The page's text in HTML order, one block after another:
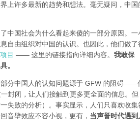
上许多最新的趋势和想法。毫无疑问，中国
中国社会为什么看起来傻的一部分原因。一
自由组织对中国的认识。也因此，他们做了
目 —— 这里的链接指向详细内容。 我敢保
。
分中国人的认知问题源于 GFW 的阻碍——
封闭，让人们接触到更多更全面的信息。但
失败的分析）。事实显示，人们只喜欢收集
音壁效应不容小视，更有， 当声誉时代遇到